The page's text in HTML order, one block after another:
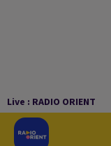
Live : RADIO ORIENT